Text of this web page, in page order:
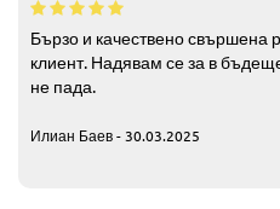
Бързо и качествено свършена
клиент. Надявам се за в
не пада.
Илиан Баев - 30.03.2025